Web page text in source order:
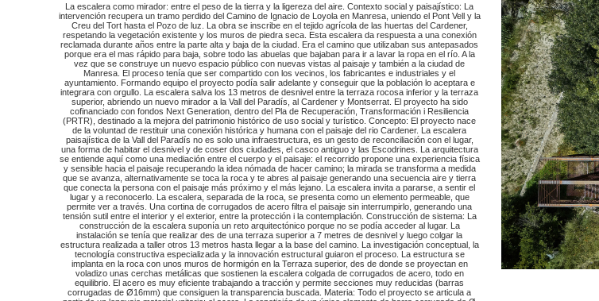
La escalera como mirador: entre el peso de la tierra y la ligereza del aire. Contexto social y paisajístico: La
intervención recupera un tramo perdido del Camino de Ignacio de Loyola en Manresa, uniendo el Pont Vell y la
Creu del Tort hasta el Pozo de luz. La obra se inscribe en el tejido agrícola de las huertas del Cardener,
respetando la vegetación existente y los muros de piedra seca. Esta escalera da respuesta a una conexión
reclamada durante años entre la parte alta y baja de la ciudad. Era el camino que utilizaban sus antepasados
porque era el mas rápido para baja, sobre todo las abuelas que bajaban para ir a lavar la ropa en el río. A la
vez que se construye un nuevo espacio público con nuevas vistas al paisaje y también a la ciudad de
Manresa. El proceso tenía que ser compartido con los vecinos, los fabricantes e industriales y el
ayuntamiento. Formando equipo el proyecto podía salir adelante y conseguir que la población lo aceptara e
integrara con orgullo. La escalera salva los 13 metros de desnivel entre la terraza rocosa inferior y la terraza
superior, abriendo un nuevo mirador a la Vall del Paradís, al Cardener y Montserrat. El proyecto ha sido
cofinanciado con fondos Next Generation, dentro del Pla de Recuperación, Transformación i Resiliencia
(PRTR), destinado a la mejora del patrimonio histórico de uso social y turístico. Concepto: El proyecto nace
de la voluntad de restituir una conexión histórica y humana con el paisaje del rio Cardener. La escalera
paisajística de la Vall del Paradís no es solo una infraestructura, es un gesto de reconciliación con el lugar,
una forma de habitar el desnivel y de coser dos ciudades, el casco antiguo y las Escodrines. La arquitectura
se entiende aquí como una mediación entre el cuerpo y el paisaje: el recorrido propone una experiencia física
y sensible hacia el paisaje recuperando la idea nómada de hacer camino; la mirada se transforma a medida
que se avanza, alternativamente se toca la roca y te abres al paisaje generando una secuencia aire y tierra
que conecta la persona con el paisaje más próximo y el más lejano. La escalera invita a pararse, a sentir el
lugar y a reconocerlo. La escalera, separada de la roca, se presenta como un elemento permeable, que
permite ver a través. Una cortina de corrugados de acero filtra el paisaje sin interrumpirlo, generando una
tensión sutil entre el interior y el exterior, entre la protección i la contemplación. Construcción de sistema: La
construcción de la escalera suponía un reto arquitectónico porque no se podía acceder al lugar. La
instalación se tenía que realizar des de una terraza superior a 7 metres de desnivel y luego colgar la
estructura realizada a taller otros 13 metros hasta llegar a la base del camino. La investigación conceptual, la
tecnología constructiva especializada y la innovación estructural guiaron el proceso. La estructura se
implanta en la roca con unos muros de hormigón en la Terraza superior, des de donde se proyectan en
voladizo unas cerchas metálicas que sostienen la escalera colgada de corrugados de acero, todo en
equilibrio. El acero es muy eficiente trabajando a tracción y permite secciones muy reducidas (barras
corrugadas de Ø16mm) que consiguen la transparencia buscada. Materia: Todo el proyecto se articula a